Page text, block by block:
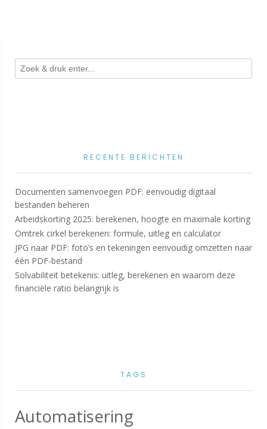
RECENTE BERICHTEN
Documenten samenvoegen PDF: eenvoudig digitaal
bestanden beheren
Arbeidskorting 2025: berekenen, hoogte en maximale korting
Omtrek cirkel berekenen: formule, uitleg en calculator
JPG naar PDF: foto’s en tekeningen eenvoudig omzetten naar
één PDF-bestand
Solvabiliteit betekenis: uitleg, berekenen en waarom deze
financiële ratio belangrijk is
TAGS
Automatisering